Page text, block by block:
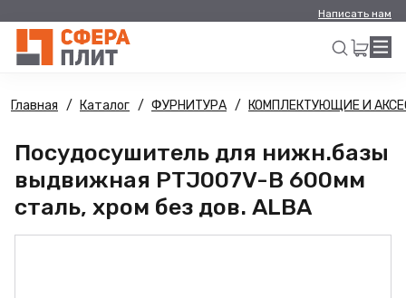
Написать нам
Искать
Главная Каталог ФУРНИТУРА КОМПЛЕКТУЮЩИЕ И
Посудосушитель для нижн.базы
выдвижная PTJ007V-B 600мм
сталь, хром без дов. ALBA